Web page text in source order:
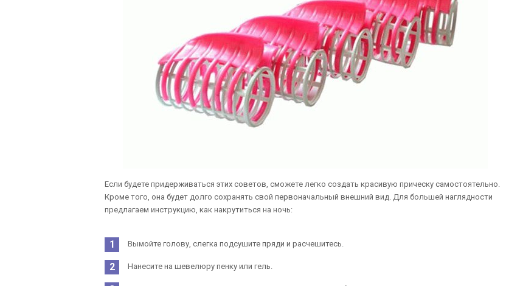
Если будете придерживаться этих советов, сможете легко создать красивую прическу самостоятельно.
Кроме того, она будет долго сохранять свой первоначальный внешний вид. Для большей наглядности
предлагаем инструкцию, как накрутиться на ночь:
Вымойте голову, слегка подсушите пряди и расчешитесь.
Нанесите на шевелюру пенку или гель.